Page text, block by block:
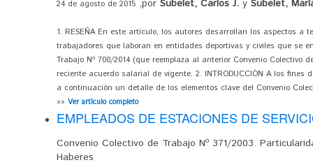
24 de agosto de 2015 ,por Subelet, Carlos J. y Subelet,
1. RESEÑA En este artículo, los autores desarrollan los aspectos
trabajadores que laboran en entidades deportivas y civiles que se
Trabajo Nº 700/2014 (que reemplaza al anterior Convenio Colectivo
reciente acuerdo salarial de vigente. 2. INTRODUCCIÓN A los
a continuación un detalle de los elementos clave del Convenio
»» Ver artículo completo
EMPLEADOS DE ESTACIONES DE
Convenio Colectivo de Trabajo Nº 371/2003.
Haberes